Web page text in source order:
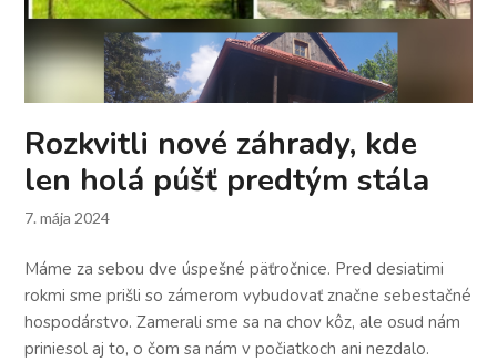
Rozkvitli nové záhrady, kde
len holá púšť predtým stála
7. mája 2024
Máme za sebou dve úspešné päťročnice. Pred desiatimi
rokmi sme prišli so zámerom vybudovať značne sebestačné
hospodárstvo. Zamerali sme sa na chov kôz, ale osud nám
priniesol aj to, o čom sa nám v počiatkoch ani nezdalo.